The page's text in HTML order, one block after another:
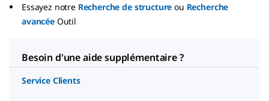
Essayez notre Recherche de structure ou Recherche
avancée Outil
Besoin d'une aide supplémentaire ?
Service Clients